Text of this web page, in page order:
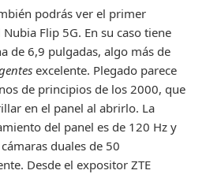
podrás ver el primer
Nubia Flip 5G. En su caso tiene
de 6,9 ​​pulgadas, algo más de
excelente. Plegado parece
de principios de los 2000, que
en el panel al abrirlo. La
del panel es de 120 Hz y
duales de 50
Desde el expositor ZTE